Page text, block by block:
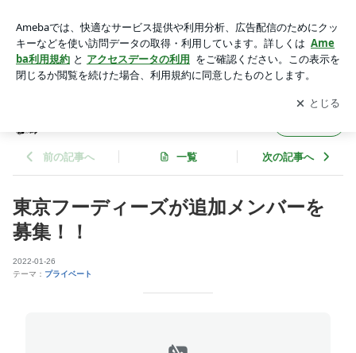
二のブログアプリをダウンロードして ブログの更新通知
を受け取りまし
ょう。
開く
前の記事へ 一覧 次の記事へ
東京フーディーズが追加メンバーを
募集！！
2022-01-26
テーマ： プライベート